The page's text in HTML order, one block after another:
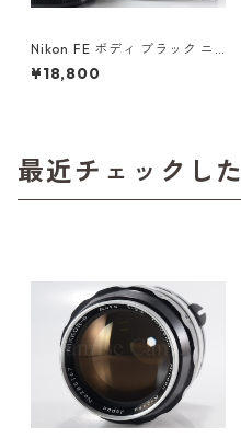
Nikon FE ボディ ブラック ニ
コン（61416）
¥18,800
最近チェックし